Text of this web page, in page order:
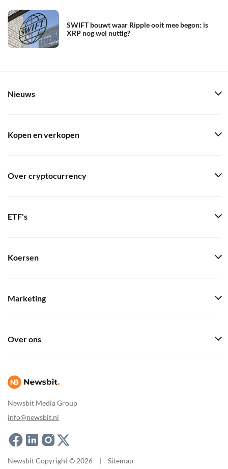
SWIFT bouwt waar Ripple ooit mee begon: is
XRP nog wel nuttig?
Newsbit Media Group
info@newsbit.nl
Nieuws
Kopen en verkopen
Over cryptocurrency
ETF's
Koersen
Marketing
Over ons
Newsbit Copyright © 2026 | Sitemap